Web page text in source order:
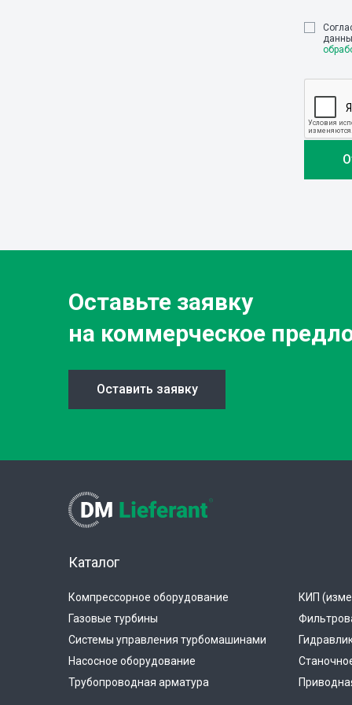
Оставьте заявку
на коммерческое
Оставить заявку
Каталог
Компрессорное оборудование
Газовые турбины
Системы управления турбомашинами
Насосное оборудование
Трубопроводная арматура
КИП